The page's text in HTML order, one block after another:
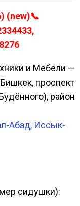
(new)📞
и Мебели —
проспект
район
Абад, Иссык-
сидушки):